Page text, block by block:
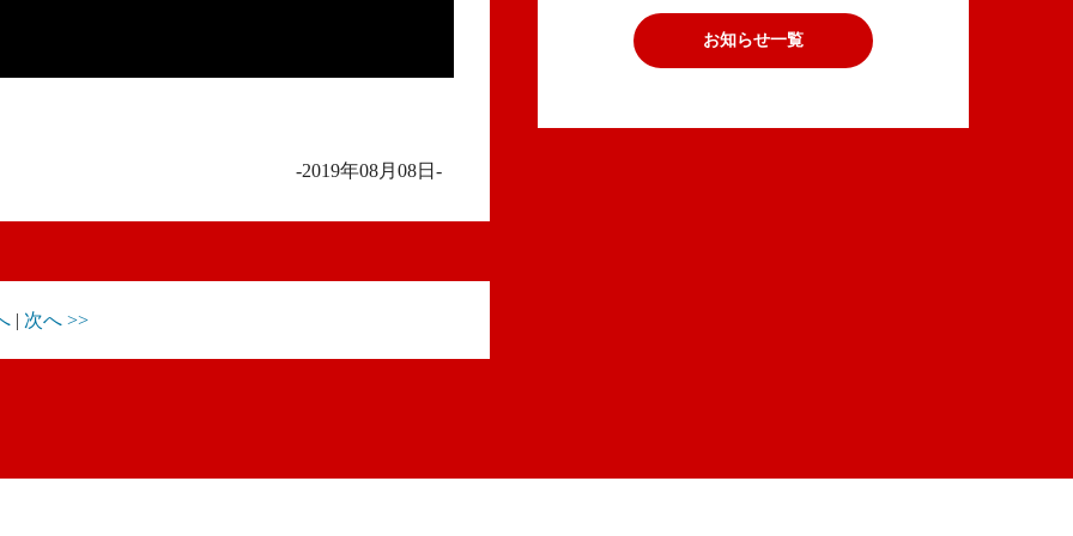
-2019年08月08日-
| 次へ >>
お知らせ一覧